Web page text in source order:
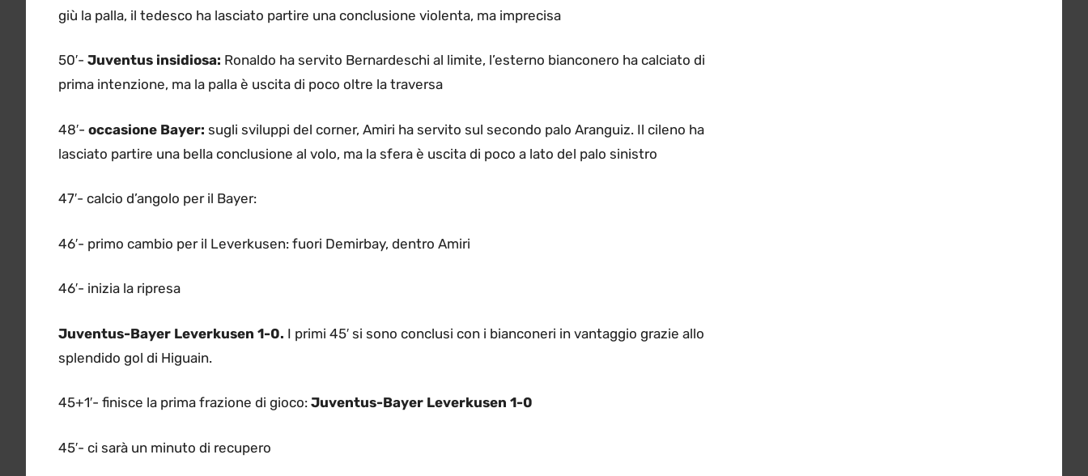
giù la palla, il tedesco ha lasciato partire una conclusione violenta, ma imprecisa
50′- Juventus insidiosa: Ronaldo ha servito Bernardeschi al limite, l’esterno bianconero ha calciato di
prima intenzione, ma la palla è uscita di poco oltre la traversa
48′- occasione Bayer: sugli sviluppi del corner, Amiri ha servito sul secondo palo Aranguiz. Il cileno ha
lasciato partire una bella conclusione al volo, ma la sfera è uscita di poco a lato del palo sinistro
47′- calcio d’angolo per il Bayer:
46′- primo cambio per il Leverkusen: fuori Demirbay, dentro Amiri
46′- inizia la ripresa
Juventus-Bayer Leverkusen 1-0. I primi 45′ si sono conclusi con i bianconeri in vantaggio grazie allo
splendido gol di Higuain.
45+1′- finisce la prima frazione di gioco: Juventus-Bayer Leverkusen 1-0
45′- ci sarà un minuto di recupero